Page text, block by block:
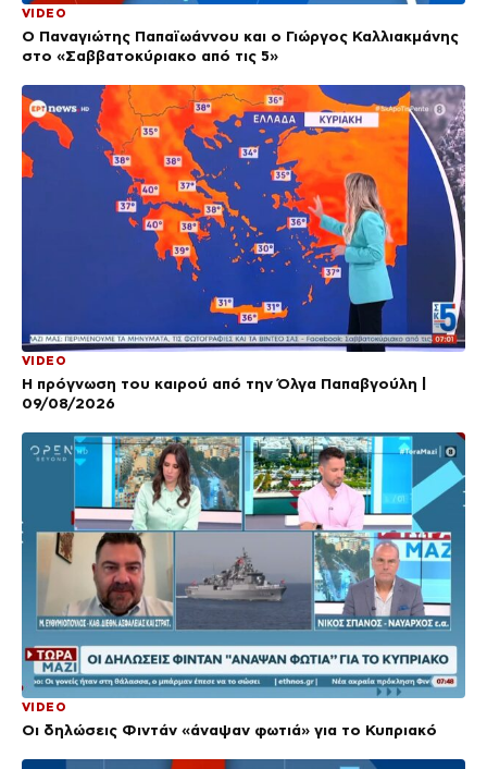
VIDEO
Ο Παναγιώτης Παπαϊωάννου και ο Γιώργος Καλλιακμάνης
στο «Σαββατοκύριακο από τις 5»
VIDEO
Η πρόγνωση του καιρού από την Όλγα Παπαβγούλη |
09/08/2026
VIDEO
Οι δηλώσεις Φιντάν «άναψαν φωτιά» για το Κυπριακό